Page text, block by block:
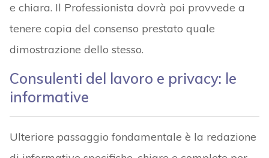
e chiara. Il Professionista dovrà poi provvede a
tenere copia del consenso prestato quale
dimostrazione dello stesso.
Consulenti del lavoro e privacy: le
informative
Ulteriore passaggio fondamentale è la redazione